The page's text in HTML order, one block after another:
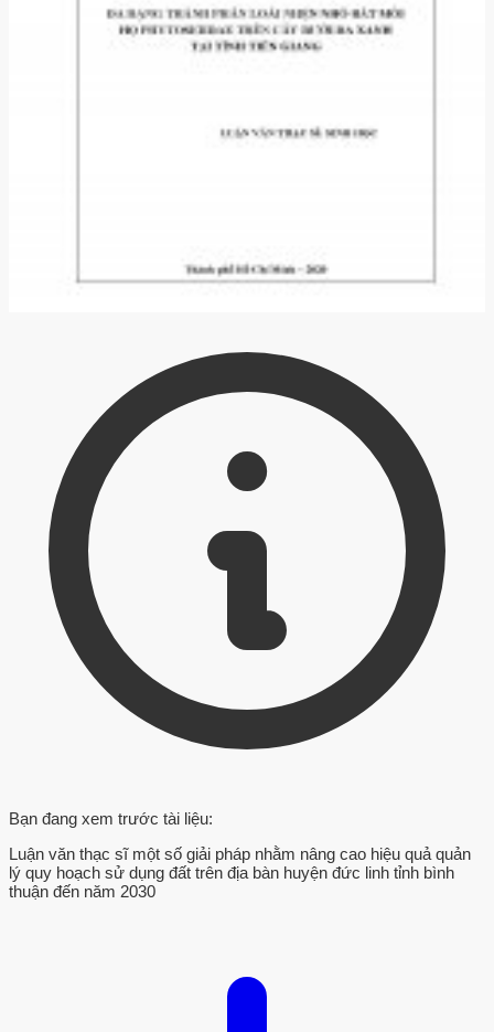
Bạn đang xem trước tài liệu:
Luận văn thạc sĩ một số giải pháp nhằm nâng cao hiệu quả quản
lý quy hoạch sử dụng đất trên địa bàn huyện đức linh tỉnh bình
thuận đến năm 2030